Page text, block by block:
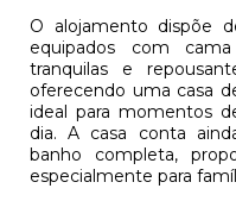
O alojamento dispõe
equipados com
tranquilas e
oferecendo uma casa
ideal para momentos
dia. A casa conta
banho completa,
especialmente para